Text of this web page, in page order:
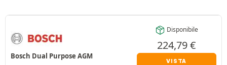
Bosch Dual Purpose AGM
Disponibile
224,79€
VISTA